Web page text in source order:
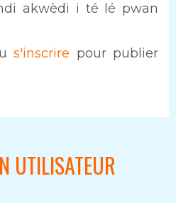
akwèdi i té lé pwan
s'inscrire pour publier
UTILISATEUR